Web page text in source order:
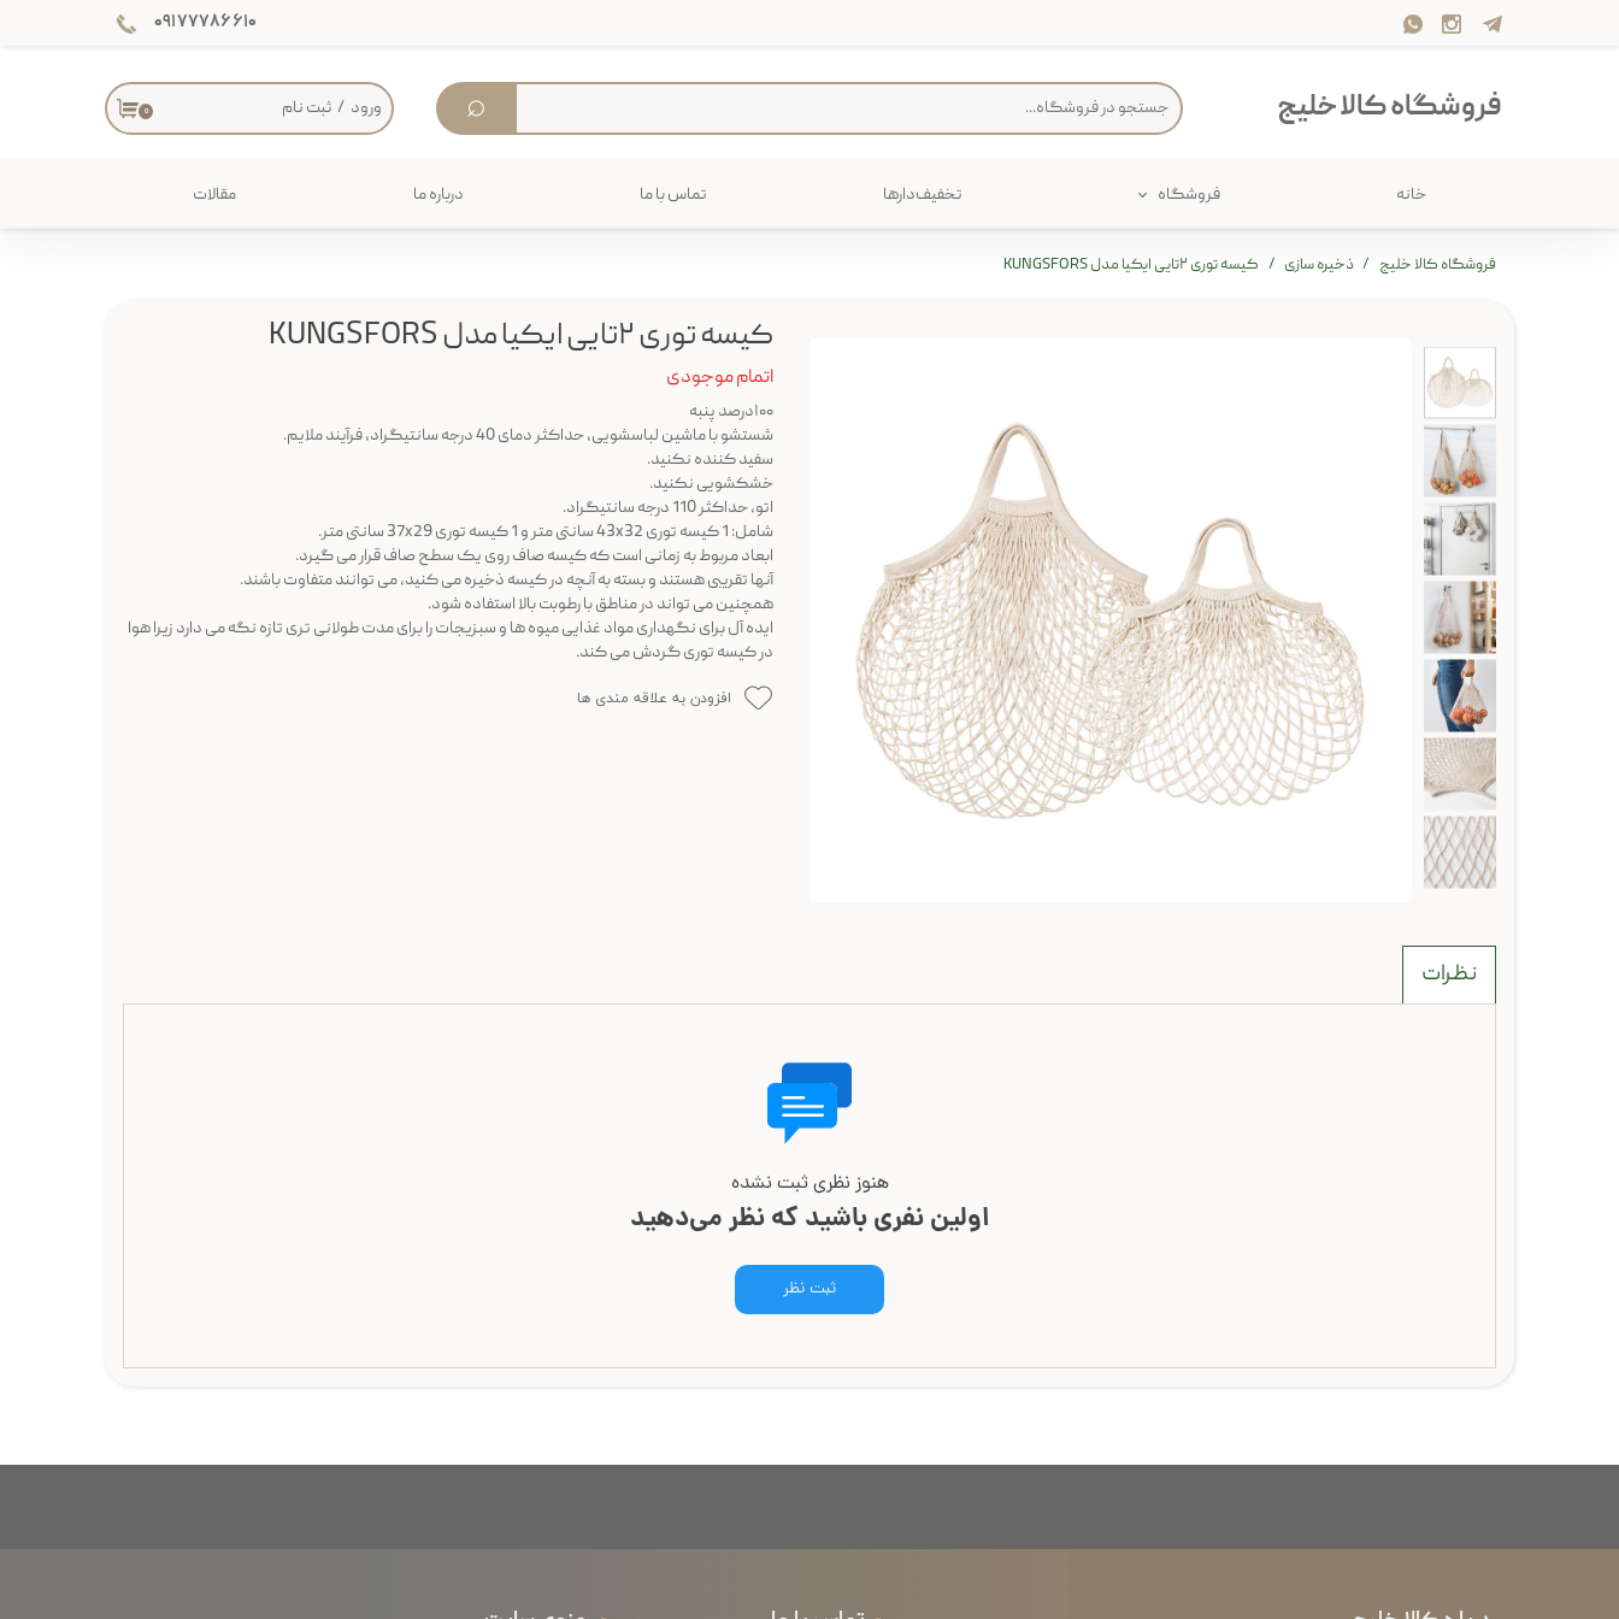
⌕
خانه فروشگاه
حمام پارچه و فرش
تخفیف‌دارها تماس با ما درباره ما مقالات
۰۹۱۷۷۷۸۶۶۱۰
۰ ورود / ثبت نام فروشگاه کالا خلیج
فروشگاه کالا خلیج ذخیره سازی کیسه توری ۲تایی ایکیا مدل KUNGSFORS
کیسه توری ۲تایی ایکیا مدل KUNGSFORS
اتمام موجودی
۱۰۰درصد پنبه
شستشو با ماشین لباسشویی، حداکثر دمای 40 درجه سانتیگراد، فرآیند ملایم.
سفید کننده نکنید.
خشکشویی نکنید.
اتو، حداکثر 110 درجه سانتیگراد.
شامل: 1 کیسه توری 43x32 سانتی متر و 1 کیسه توری 37x29 سانتی متر.
ابعاد مربوط به زمانی است که کیسه صاف روی یک سطح صاف قرار می گیرد.
آنها تقریبی هستند و بسته به آنچه در کیسه ذخیره می کنید، می توانند متفاوت باشند.
همچنین می تواند در مناطق با رطوبت بالا استفاده شود.
ایده آل برای نگهداری مواد غذایی میوه ها و سبزیجات را برای مدت طولانی تری تازه نگه می دارد زیرا هوا
در کیسه توری گردش می کند.
افزودن به علاقه مندی ها
نظرات
هنوز نظری ثبت نشده
اولین نفری باشید که نظر می‌دهید
ثبت نظر